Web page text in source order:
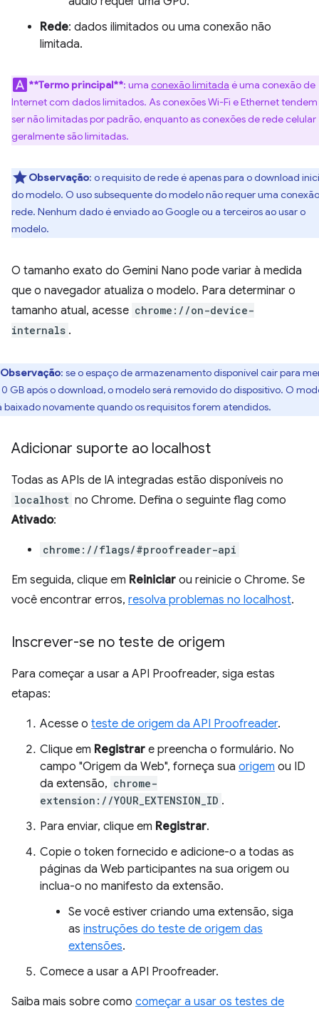
Rede: dados ilimitados ou uma conexão não
limitada.
**Termo principal**: uma conexão limitada é uma conexão de
Internet com dados limitados. As conexões Wi-Fi e Ethernet
ser não limitadas por padrão, enquanto as conexões de rede celular
geralmente são limitadas.
Observação: o requisito de rede é apenas para o download
do modelo. O uso subsequente do modelo não requer uma
rede. Nenhum dado é enviado ao Google ou a terceiros ao usar o
modelo.
O tamanho exato do Gemini Nano pode variar à medida
que o navegador atualiza o modelo. Para determinar o
tamanho atual, acesse chrome://on-device-
internals .
Observação: se o espaço de armazenamento disponível cair para
GB após o download, o modelo será removido do dispositivo. O
baixado novamente quando os requisitos forem atendidos.
Adicionar suporte ao localhost
Todas as APIs de IA integradas estão disponíveis no
localhost no Chrome. Defina o seguinte flag como
Ativado:
chrome://flags/#proofreader-api
Em seguida, clique em Reiniciar ou reinicie o Chrome. Se
você encontrar erros, resolva problemas no localhost.
Inscrever-se no teste de origem
Para começar a usar a API Proofreader, siga estas
etapas:
Acesse o teste de origem da API Proofreader.
Clique em Registrar e preencha o formulário. No
campo "Origem da Web", forneça sua origem ou ID
da extensão, chrome-
extension://YOUR_EXTENSION_ID .
Para enviar, clique em Registrar.
Copie o token fornecido e adicione-o a todas as
páginas da Web participantes na sua origem ou
inclua-o no manifesto da extensão.
Se você estiver criando uma extensão, siga
as instruções do teste de origem das
extensões.
Comece a usar a API Proofreader.
Saiba mais sobre como começar a usar os testes de